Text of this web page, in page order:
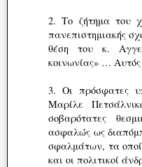
2. Το ζήτημα του
πανεπιστημιακής
θέση του κ.
κοινωνίας» …
3. Οι πρόσφατες
Μαρίλε
σοβαρότατες
ασφαλώς ως
σφαλμάτων, τα
και οι πολιτικοί